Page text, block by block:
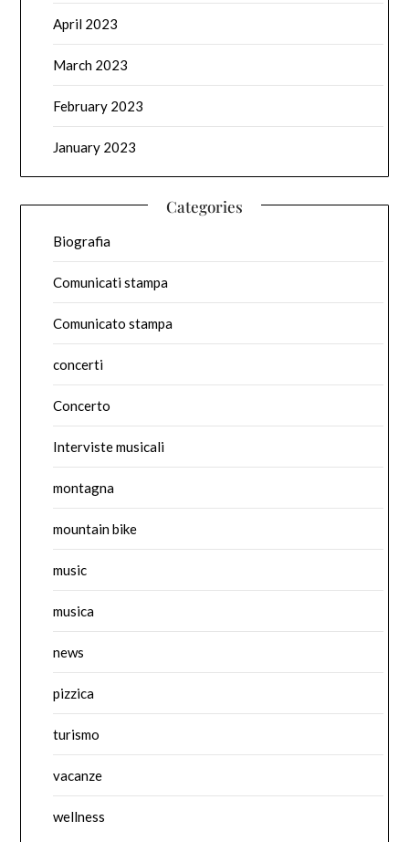
April 2023
March 2023
February 2023
January 2023
Categories
Biografia
Comunicati stampa
Comunicato stampa
concerti
Concerto
Interviste musicali
montagna
mountain bike
music
musica
news
pizzica
turismo
vacanze
wellness